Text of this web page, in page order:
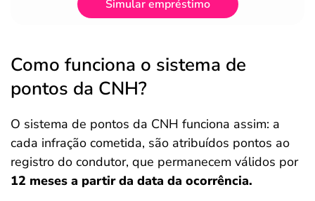
Simular empréstimo
Como funciona o sistema de
pontos da CNH?
O sistema de pontos da CNH funciona assim: a
cada infração cometida, são atribuídos pontos ao
registro do condutor, que permanecem válidos por
12 meses a partir da data da ocorrência.